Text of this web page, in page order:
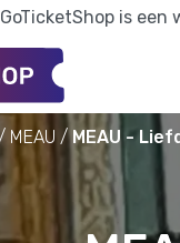
GoTicketShop is
MEAU MEAU -